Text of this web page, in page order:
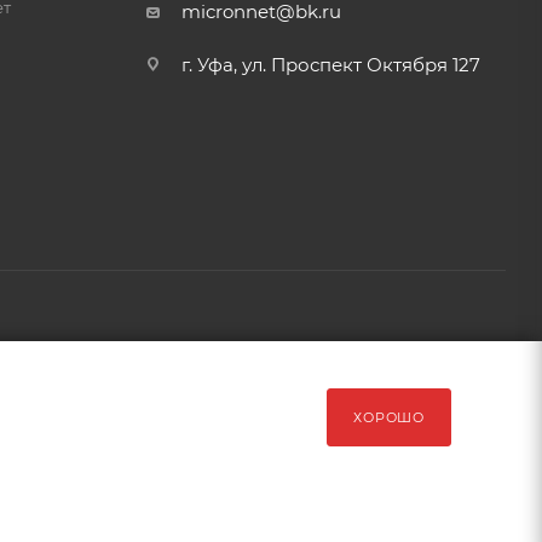
micronnet@bk.ru
г. Уфа, ул. Проспект Октября 127
ХОРОШО